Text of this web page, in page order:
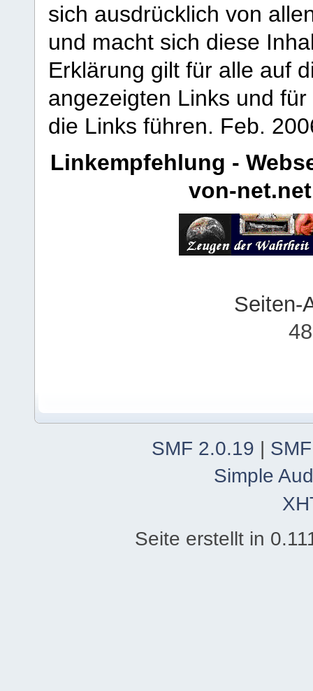
sich ausdrücklich von
und macht sich diese
Erklärung gilt für alle auf
angezeigten Links und
die Links führen. Feb.
Linkempfehlung -
von-net.net
Seiten-
SMF 2.0.19 |
Simple
Seite erstellt in